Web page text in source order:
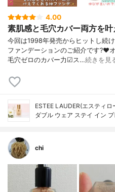
4.00
素肌感と毛穴カバー両方を
今回は1998年発売からヒットし続
ファンデーションのご紹介です?❤︎
毛穴ゼロのカバー力☑︎ス…続きを見
ESTEE LAUDER(エスティロ
ダブル ウェア ステイ イン
chi